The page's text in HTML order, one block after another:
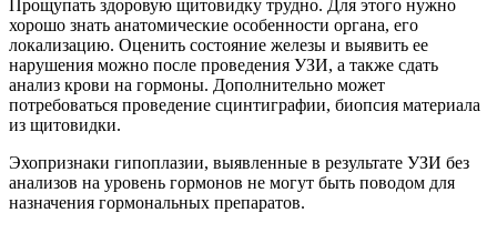
Прощупать здоровую щитовидку трудно. Для этого нужно
хорошо знать анатомические особенности органа, его
локализацию. Оценить состояние железы и выявить ее
нарушения можно после проведения УЗИ, а также сдать
анализ крови на гормоны. Дополнительно может
потребоваться проведение сцинтиграфии, биопсия материала
из щитовидки.
Эхопризнаки гипоплазии, выявленные в результате УЗИ без
анализов на уровень гормонов не могут быть поводом для
назначения гормональных препаратов.